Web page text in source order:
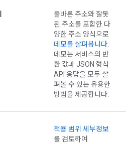
올바른 주소와 잘못
된 주소를 포함한 다
양한 주소 양식으로
데모를 살펴봅니다.
데모는 서비스의 반
환 값과 JSON 형식
API 응답을 모두 살
펴볼 수 있는 유용한
방법을 제공합니다.
적용 범위 세부정보
를 검토하여